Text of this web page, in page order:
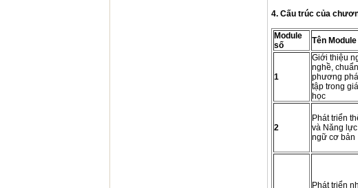
4. Cấu trúc của
Module
số
Tên Module
1
Giới thiệu
nghề,
phương
tập trong
học
2
Phát triển
và Năng
ngữ cơ bản
Phát triển